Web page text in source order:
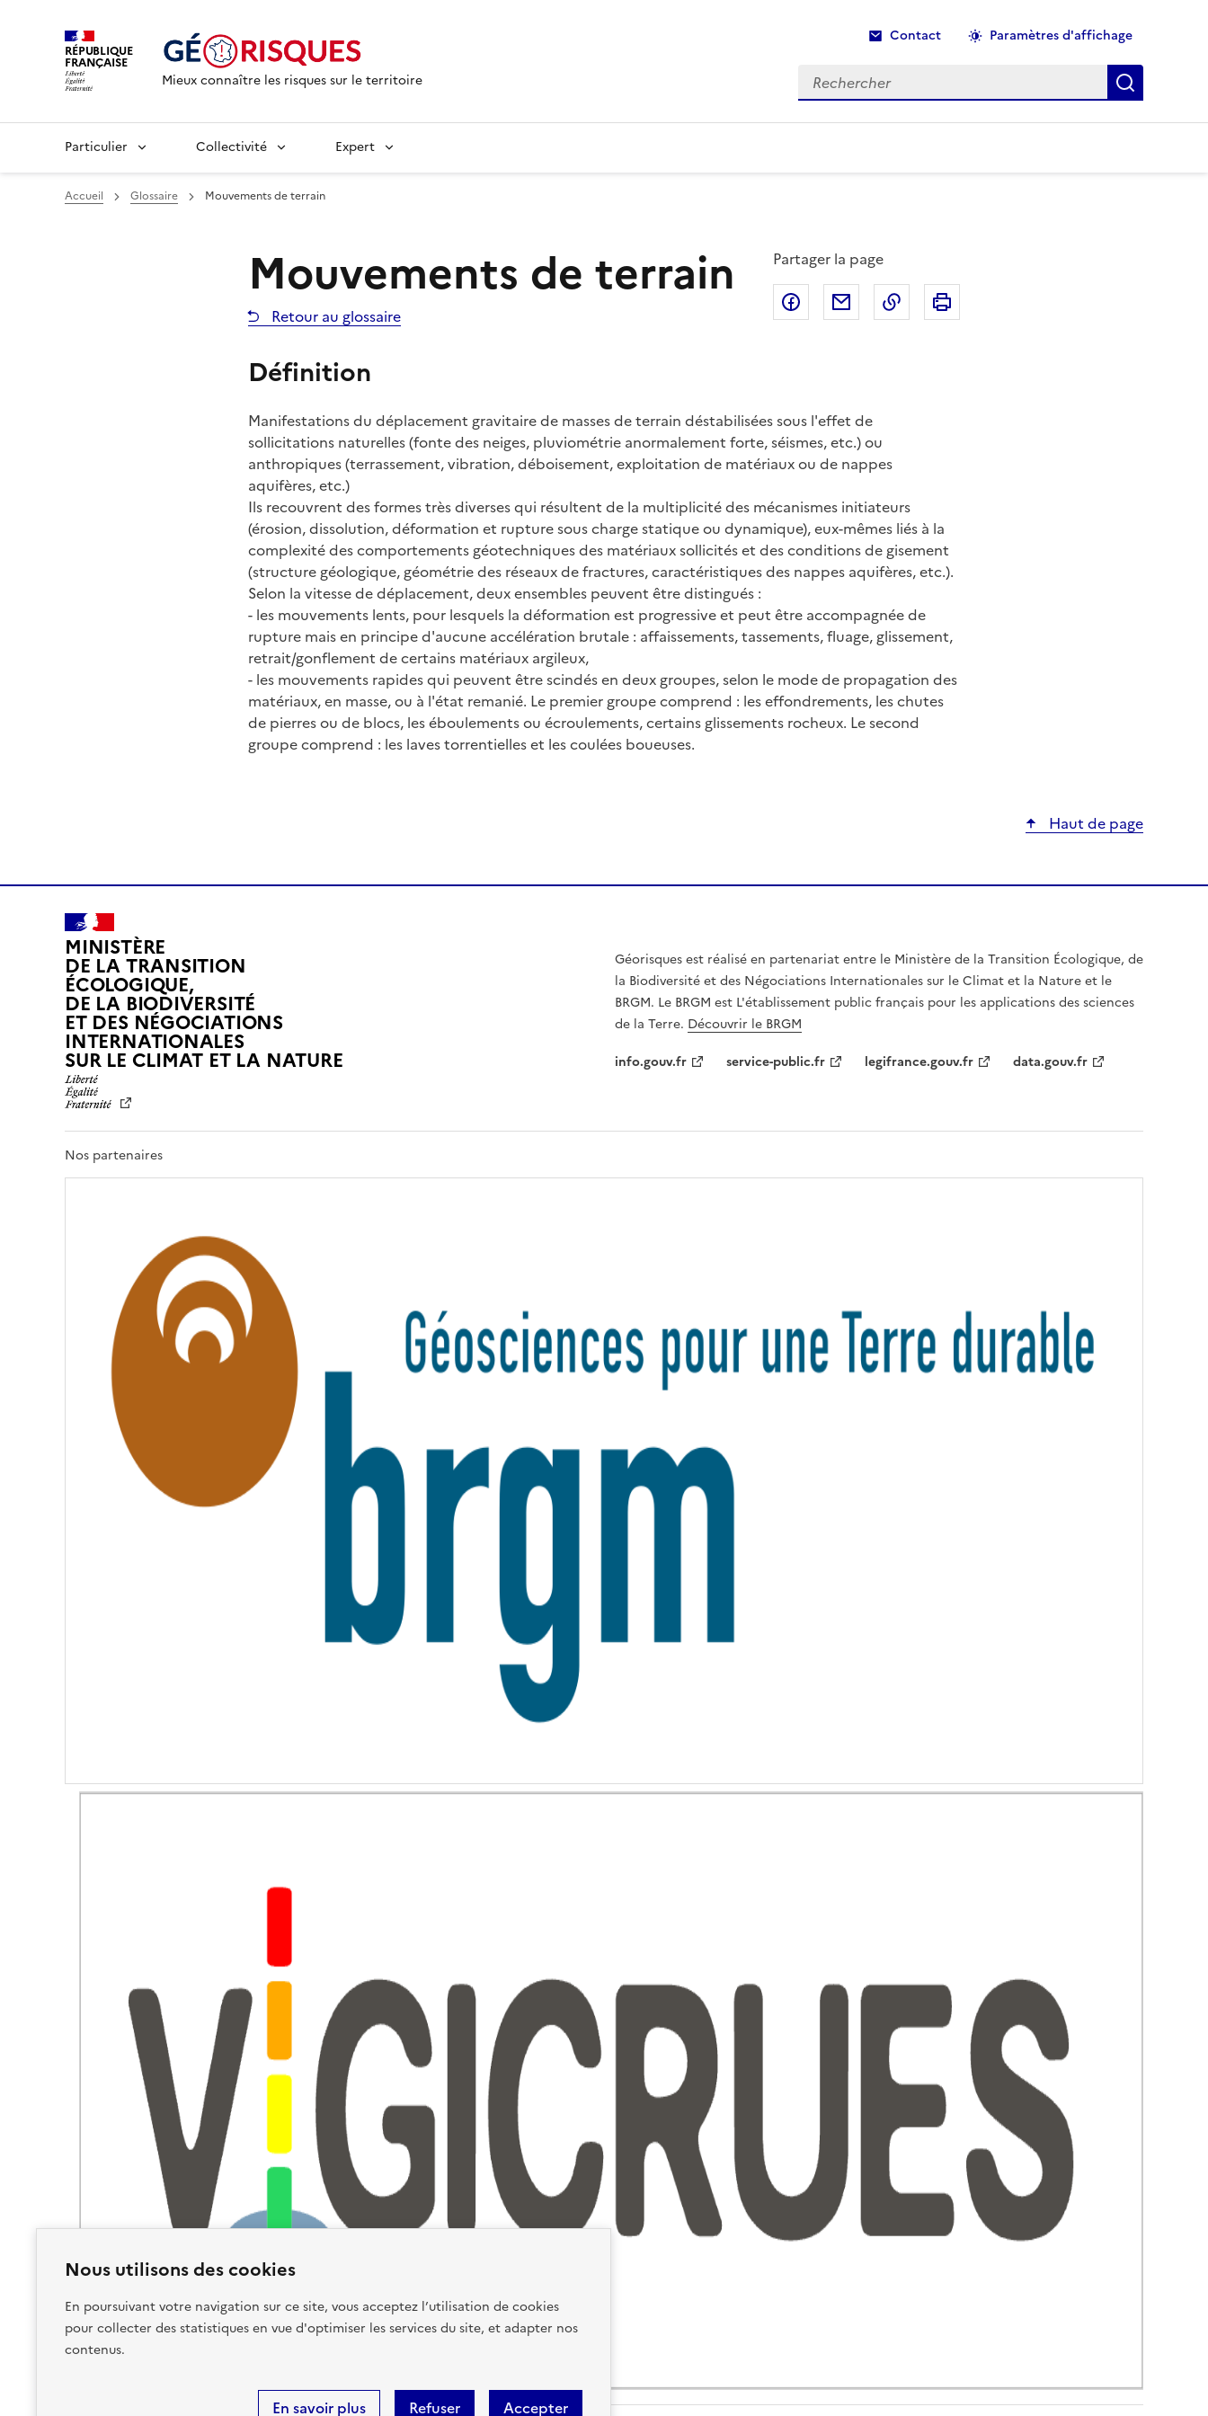
Nous utilisons des cookies
En poursuivant votre navigation sur ce site, vous acceptez l’utilisation de cookies
pour collecter des statistiques en vue d'optimiser les services du site, et adapter nos
contenus.
Accepter
Refuser
En savoir plus
RÉPUBLIQUE
FRANÇAISE
Mieux connaître les risques sur le territoire
Contact Paramètres d'affichage
Rechercher Recherche
Particulier Collectivité Expert
Accueil Glossaire Mouvements de terrain
Mouvements de terrain
Retour au glossaire
Partager la page
Partager sur Facebook
Partager par emailCopier dans le presse-papier
Définition
Manifestations du déplacement gravitaire de masses de terrain déstabilisées sous l'effet de
sollicitations naturelles (fonte des neiges, pluviométrie anormalement forte, séismes, etc.) ou
anthropiques (terrassement, vibration, déboisement, exploitation de matériaux ou de nappes
aquifères, etc.)
Ils recouvrent des formes très diverses qui résultent de la multiplicité des mécanismes initiateurs
(érosion, dissolution, déformation et rupture sous charge statique ou dynamique), eux-mêmes liés à la
complexité des comportements géotechniques des matériaux sollicités et des conditions de gisement
(structure géologique, géométrie des réseaux de fractures, caractéristiques des nappes aquifères, etc.).
Selon la vitesse de déplacement, deux ensembles peuvent être distingués :
- les mouvements lents, pour lesquels la déformation est progressive et peut être accompagnée de
rupture mais en principe d'aucune accélération brutale : affaissements, tassements, fluage, glissement,
retrait/gonflement de certains matériaux argileux,
- les mouvements rapides qui peuvent être scindés en deux groupes, selon le mode de propagation des
matériaux, en masse, ou à l'état remanié. Le premier groupe comprend : les effondrements, les chutes
de pierres ou de blocs, les éboulements ou écroulements, certains glissements rocheux. Le second
groupe comprend : les laves torrentielles et les coulées boueuses.
Haut de page
MINISTÈRE
DE LA TRANSITION
ÉCOLOGIQUE,
DE LA BIODIVERSITÉ
ET DES NÉGOCIATIONS
INTERNATIONALES
SUR LE CLIMAT ET LA NATUREL
R
É
R
R
N
T
Géorisques est réalisé en partenariat entre le Ministère de la Transition Écologique, de
la Biodiversité et des Négociations Internationales sur le Climat et la Nature et le
BRGM. Le BRGM est L'établissement public français pour les applications des sciences
de la Terre. Découvrir le BRGM
info.gouv.fr
service-public.fr legifrance.gouv.fr data.gouv.fr
Nos partenaires